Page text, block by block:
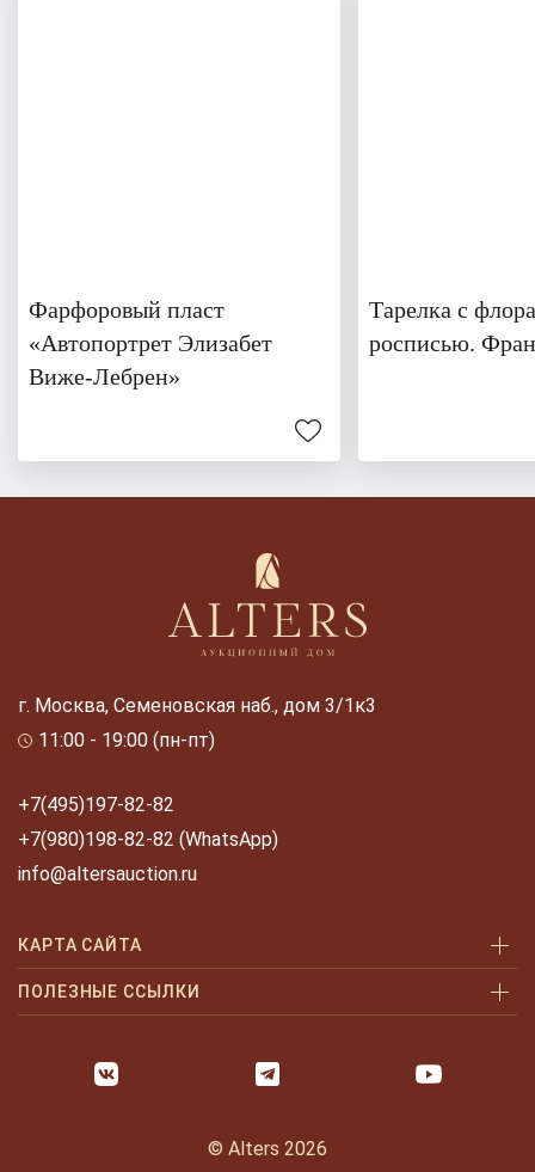
Фарфоровый пласт
«Автопортрет Элизабет
Виже-Лебрен»
Тарелка с
росписью.
г. Москва, Семеновская наб., дом 3/1к3
11:00 - 19:00 (пн-пт)
+7(495)197-82-82
+7(980)198-82-82 (WhatsApp)
info@altersauction.ru
КАРТА САЙТА
Аукционы
Как продать
ПОЛЕЗНЫЕ ССЫЛКИ
Оплата и доставка
Часто задаваемые вопросы
© Alters 2026